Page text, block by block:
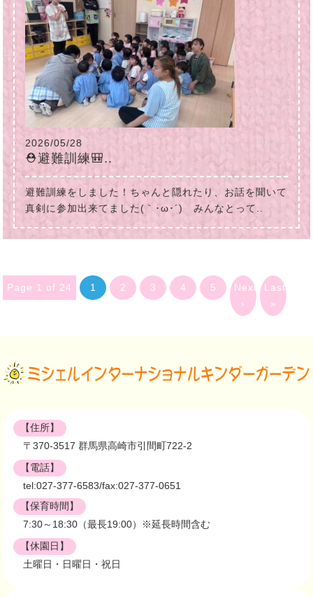
2026/05/28
⛑避難訓練🎒..
避難訓練をしました！ちゃんと隠れたり、お話を聞いて
真剣に参加出来てました(｀･ω･´)ゞみんなとって..
Page 1 of 24 1 2 3 4 5
Next
›
Last
»
【住所】
〒370-3517 群馬県高崎市引間町722-2
【電話】
tel:027-377-6583/fax:027-377-0651
【保育時間】
7:30～18:30（最長19:00）※延長時間含む
【休園日】
土曜日・日曜日・祝日